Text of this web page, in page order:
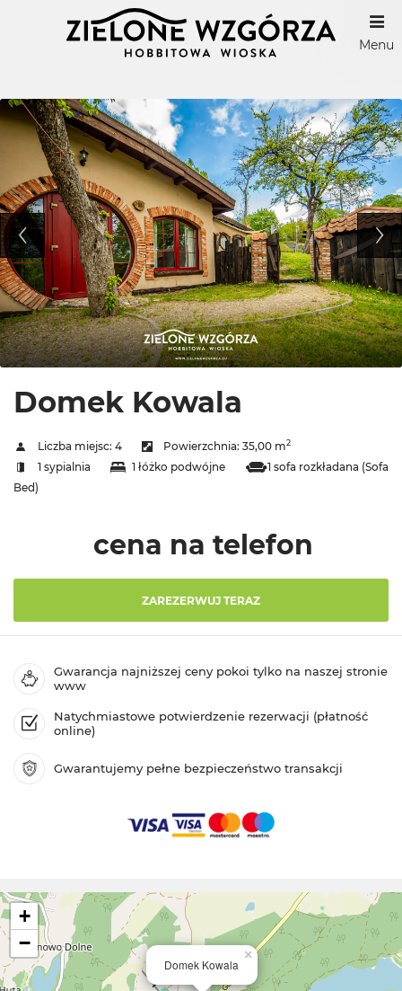
Menu
Domek Kowala
Liczba miejsc: 4 Powierzchnia:35,00 m2
1 sypialnia 1 łóżko podwójne
1 sofa rozkładana (Sofa
Bed)
cena na telefon
ZAREZERWUJ TERAZ
Gwarancja najniższej ceny pokoi tylko na naszej stronie
www
Natychmiastowe potwierdzenie rezerwacji (płatność
online)
Gwarantujemy pełne bezpieczeństwo transakcji
Domek Kowala
×
+
−